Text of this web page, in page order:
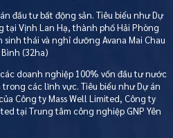
đầu tư bất động sản. Tiêu biểu như Dự
tại Vịnh Lan Hạ, thành phố Hải Phòng
sinh thái và nghỉ dưỡng Avana Mai Chau
(32ha)
doanh nghiệp 100% vốn đầu tư nước
các lĩnh vực. Tiêu biểu như Dự án
Công ty Mass Well Limited, Công ty
tại Trung tâm công nghiệp GNP Yên